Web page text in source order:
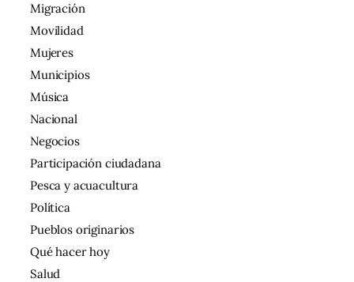
Migración
Movilidad
Mujeres
Municipios
Música
Nacional
Negocios
Participación ciudadana
Pesca y acuacultura
Política
Pueblos originarios
Qué hacer hoy
Salud